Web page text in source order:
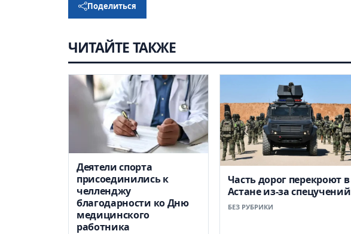
Поделиться
ЧИТАЙТЕ ТАКЖЕ
Деятели спорта
присоединились к
челленджу
благодарности ко Дню
медицинского
работника
Часть дорог перекроют в
Астане из-за спецучений
БЕЗ РУБРИКИ